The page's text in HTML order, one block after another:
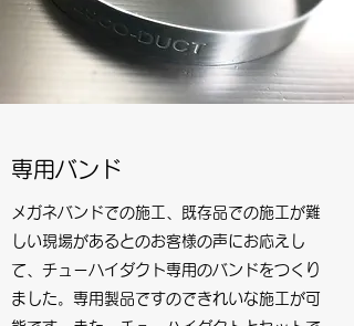
専用バンド
メガネバンドでの施工、既存品での施工が難
しい現場があるとのお客様の声にお応えし
て、チューハイダクト専用のバンドをつくり
ました。専用製品ですのできれいな施工が可